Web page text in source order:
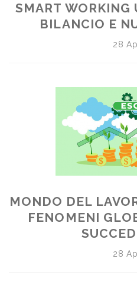
SMART WORKING
BILANCIO E
28
MONDO DEL
FENOMENI
28